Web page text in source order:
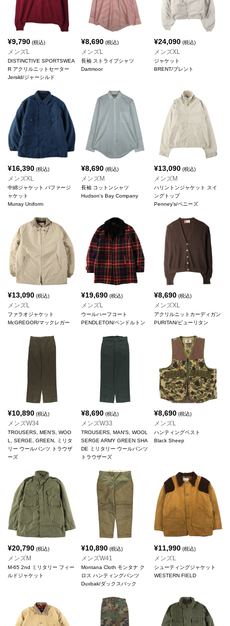
¥9,790 (税込)
メンズL
DISTINCTIVE SPORTSWEA
R アクリルニットセーター
Jersild/ジャーシルド
¥8,690(税込)
メンズL
長袖 ストライプシャツ
Dartmoor
¥24,090 (税込)
メンズXL
ジャケット
BRENT/ブレント
¥16,390 (税込)
メンズXL
中綿ジャケット パファージ
ャケット
Murray Uniform
¥8,690(税込)
メンズM
長袖 コットンシャツ
Hudson's Bay Company
¥13,090 (税込)
メンズM
ハリントンジャケット スイ
ングトップ
Penney's/ペニーズ
¥13,090 (税込)
メンズL
ファラオジャケット
McGREGOR/マックレガー
¥19,690(税込)
メンズL
ウールハーフコート
PENDLETON/ペンドルトン
¥8,690 (税込)
メンズXL
アクリルニットカーディガン
PURITAN/ピューリタン
¥10,890 (税込)
メンズW34
TROUSERS, MEN'S, WOO
L, SERGE, GREEN, ミリタ
リー ウールパンツ トラウザ
ーズ
¥8,690(税込)
メンズW33
TROUSERS, MAN'S, WOOL
SERGE ARMY GREEN SHA
DE ミリタリー ウールパンツ
トラウザーズ
¥8,690 (税込)
メンズL
ハンティングベスト
Black Sheep
¥20,790 (税込)
メンズM
M-65 2nd ミリタリー フィー
ルドジャケット
¥10,890(税込)
メンズW41
Montana Cloth モンタナ ク
ロス ハンティングパンツ
Duxbak/ダックスバック
¥11,990 (税込)
メンズL
シューティングジャケット
WESTERN FIELD